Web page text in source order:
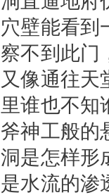
穴壁能看到
察不到此门
又像通往天
里谁也不知
斧神工般的
洞是怎样形
是水流的渗